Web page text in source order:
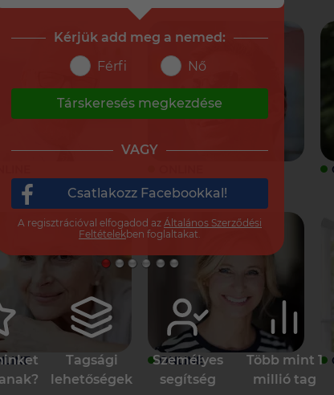
ONLINE
Tagsági
lehetőségek
Személyes
segítség
Több mint 1
millió tag
Kérjük add meg a nemed:
Férfi
Nő
Társkeresés megkezdése
VAGY
Csatlakozz Facebookkal!
A regisztrációval elfogadod az Általános Szerződési
Feltételekben foglaltakat.